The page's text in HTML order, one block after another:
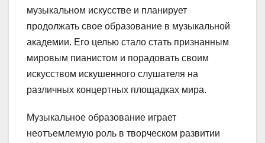
музыкальном искусстве и планирует
продолжать свое образование в музыкальной
академии. Его целью стало стать признанным
мировым пианистом и порадовать своим
искусством искушенного слушателя на
различных концертных площадках мира.
Музыкальное образование играет
неотъемлемую роль в творческом развитии